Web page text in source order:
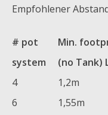
Empfohlener
# pot
system
Min.
(no Tank)
4
1,2m
6
1,55m